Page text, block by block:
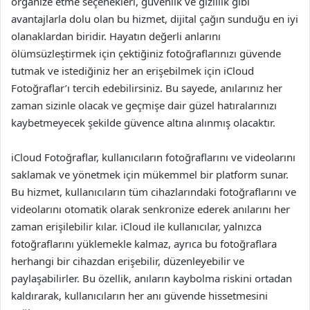
avantajlarla dolu olan bu hizmet, dijital çağın sunduğu en iyi
olanaklardan biridir. Hayatın değerli anlarını
ölümsüzleştirmek için çektiğiniz fotoğraflarınızı güvende
tutmak ve istediğiniz her an erişebilmek için iCloud
Fotoğraflar’ı tercih edebilirsiniz. Bu sayede, anılarınız her
zaman sizinle olacak ve geçmişe dair güzel hatıralarınızı
kaybetmeyecek şekilde güvence altına alınmış olacaktır.
iCloud Fotoğraflar, kullanıcıların fotoğraflarını ve videolarını
saklamak ve yönetmek için mükemmel bir platform sunar.
Bu hizmet, kullanıcıların tüm cihazlarındaki fotoğraflarını ve
videolarını otomatik olarak senkronize ederek anılarını her
zaman erişilebilir kılar. iCloud ile kullanıcılar, yalnızca
fotoğraflarını yüklemekle kalmaz, ayrıca bu fotoğraflara
herhangi bir cihazdan erişebilir, düzenleyebilir ve
paylaşabilirler. Bu özellik, anıların kaybolma riskini ortadan
kaldırarak, kullanıcıların her anı güvende hissetmesini